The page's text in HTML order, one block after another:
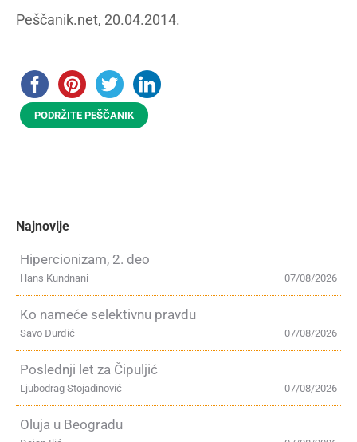
Peščanik.net, 20.04.2014.
PODRŽITE PEŠČANIK
Najnovije
Hipercionizam, 2. deo
07/08/2026
Hans Kundnani
Ko nameće selektivnu pravdu
07/08/2026
Savo Đurđić
Poslednji let za Čipuljić
07/08/2026
Ljubodrag Stojadinović
Oluja u Beogradu